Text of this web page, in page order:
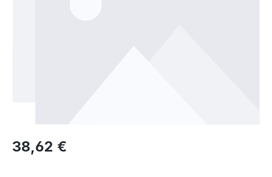
Regulärer Preis:
38,62 €